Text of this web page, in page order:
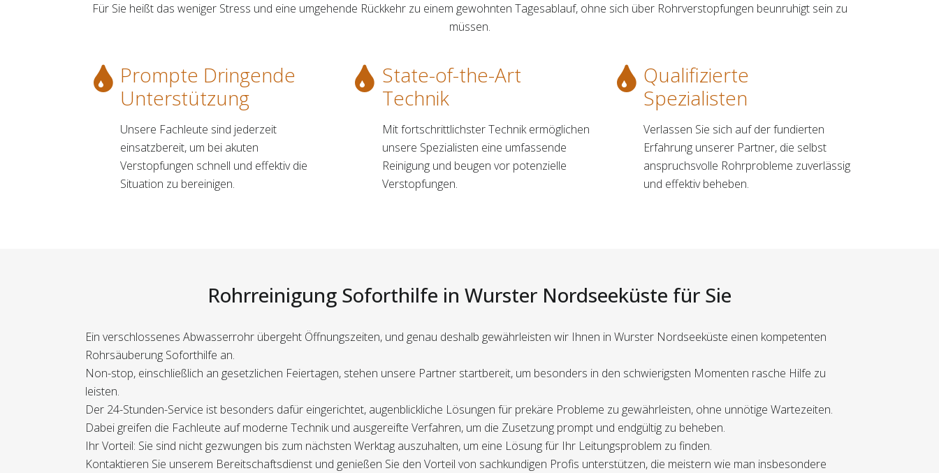
Für Sie heißt das weniger Stress und eine umgehende Rückkehr zu einem gewohnten Tagesablauf, ohne sich über Rohrverstopfungen beunruhigt sein zu
müssen.
Prompte Dringende
Unterstützung
Unsere Fachleute sind jederzeit
einsatzbereit, um bei akuten
Verstopfungen schnell und effektiv die
Situation zu bereinigen.
State-of-the-Art
Technik
Mit fortschrittlichster Technik ermöglichen
unsere Spezialisten eine umfassende
Reinigung und beugen vor potenzielle
Verstopfungen.
Qualifizierte
Spezialisten
Verlassen Sie sich auf der fundierten
Erfahrung unserer Partner, die selbst
anspruchsvolle Rohrprobleme zuverlässig
und effektiv beheben.
Rohrreinigung Soforthilfe in Wurster Nordseeküste für Sie
Ein verschlossenes Abwasserrohr übergeht Öffnungszeiten, und genau deshalb gewährleisten wir Ihnen in Wurster Nordseeküste einen kompetenten
Rohrsäuberung Soforthilfe an.
Non-stop, einschließlich an gesetzlichen Feiertagen, stehen unsere Partner startbereit, um besonders in den schwierigsten Momenten rasche Hilfe zu
leisten.
Der 24-Stunden-Service ist besonders dafür eingerichtet, augenblickliche Lösungen für prekäre Probleme zu gewährleisten, ohne unnötige Wartezeiten.
Dabei greifen die Fachleute auf moderne Technik und ausgereifte Verfahren, um die Zusetzung prompt und endgültig zu beheben.
Ihr Vorteil: Sie sind nicht gezwungen bis zum nächsten Werktag auszuhalten, um eine Lösung für Ihr Leitungsproblem zu finden.
Kontaktieren Sie unserem Bereitschaftsdienst und genießen Sie den Vorteil von sachkundigen Profis unterstützen, die meistern wie man insbesondere